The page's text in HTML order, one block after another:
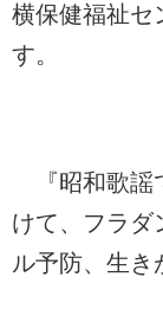
横保健福祉セ
す。
『昭和歌謡
けて、フラダ
ル予防、生き